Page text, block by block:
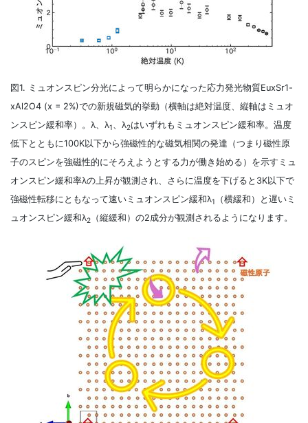
図1. ミュオンスピン分光によって明らかになった応力発光物質EuxSr1-
xAl2O4 (x = 2%)での新規磁気的挙動（横軸は絶対温度、縦軸はミュオ
ンスピン緩和率）。λ、λ1、λ2はいずれもミュオンスピン緩和率。温度
低下とともに100K以下から強磁性的な磁気相関の発達（つまり磁性原
子のスピンを強磁性的にそろえようとする力が働き始める）を示すミュ
オンスピン緩和率λの上昇が観測され、さらに温度を下げると3K以下で
強磁性転移にともなって速いミュオンスピン緩和λ1
（横緩和）と遅いミ
ュオンスピン緩和λ2 （縦緩和）の2成分が観測されるようになります。